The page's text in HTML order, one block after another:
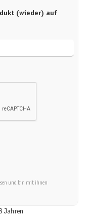
(wieder) auf
und bin mit ihnen
Jahren